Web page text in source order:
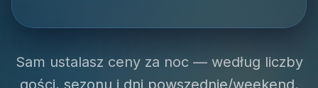
Sam ustalasz ceny za noc — według liczby
gości, sezonu i dni powszednie/weekend.